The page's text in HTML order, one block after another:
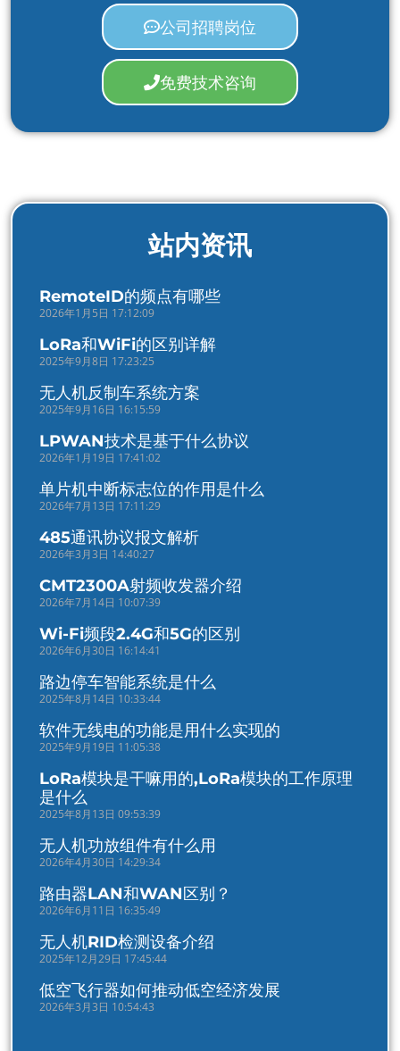
公司招聘岗位
免费技术咨询
站内资讯
RemoteID的频点有哪些
2026年1月5日 17:12:09
LoRa和WiFi的区别详解
2025年9月8日 17:23:25
无人机反制车系统方案
2025年9月16日 16:15:59
LPWAN技术是基于什么协议
2026年1月19日 17:41:02
单片机中断标志位的作用是什么
2026年7月13日 17:11:29
485通讯协议报文解析
2026年3月3日 14:40:27
CMT2300A射频收发器介绍
2026年7月14日 10:07:39
Wi-Fi频段2.4G和5G的区别
2026年6月30日 16:14:41
路边停车智能系统是什么
2025年8月14日 10:33:44
软件无线电的功能是用什么实现的
2025年9月19日 11:05:38
LoRa模块是干嘛用的,LoRa模块的工作原理
是什么
2025年8月13日 09:53:39
无人机功放组件有什么用
2026年4月30日 14:29:34
路由器LAN和WAN区别？
2026年6月11日 16:35:49
无人机RID检测设备介绍
2025年12月29日 17:45:44
低空飞行器如何推动低空经济发展
2026年3月3日 10:54:43